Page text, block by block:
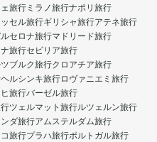
旅行 ミラノ旅行ナポリ旅行
セル旅行ギリシャ旅行アテネ旅行
セロナ旅行マドリード旅行
旅行セビリア旅行
ブルク旅行クロアチア旅行
ヘルシンキ旅行ロヴァニエミ旅行
旅行バーゼル旅行
ツェルマット旅行ルツェルン旅行
ダ旅行アムステルダム旅行
旅行プラハ旅行ポルトガル旅行